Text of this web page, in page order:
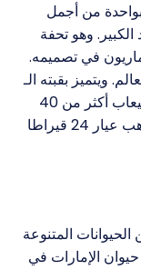
بواحدة من أجمل
وهو تحفة
في تصميمه.
ويتميز بقبته الـ
82 وقرابة ألف عمود. وقد تم تصميمه لاستيعاب أكثر من 40
ألف مصل، ناهيك عن الثريات المطلية بالذهب عيار 24 قيراطا
ما يقارب 1700 نوع من الحيوانات المتنوعة
الإمارات في